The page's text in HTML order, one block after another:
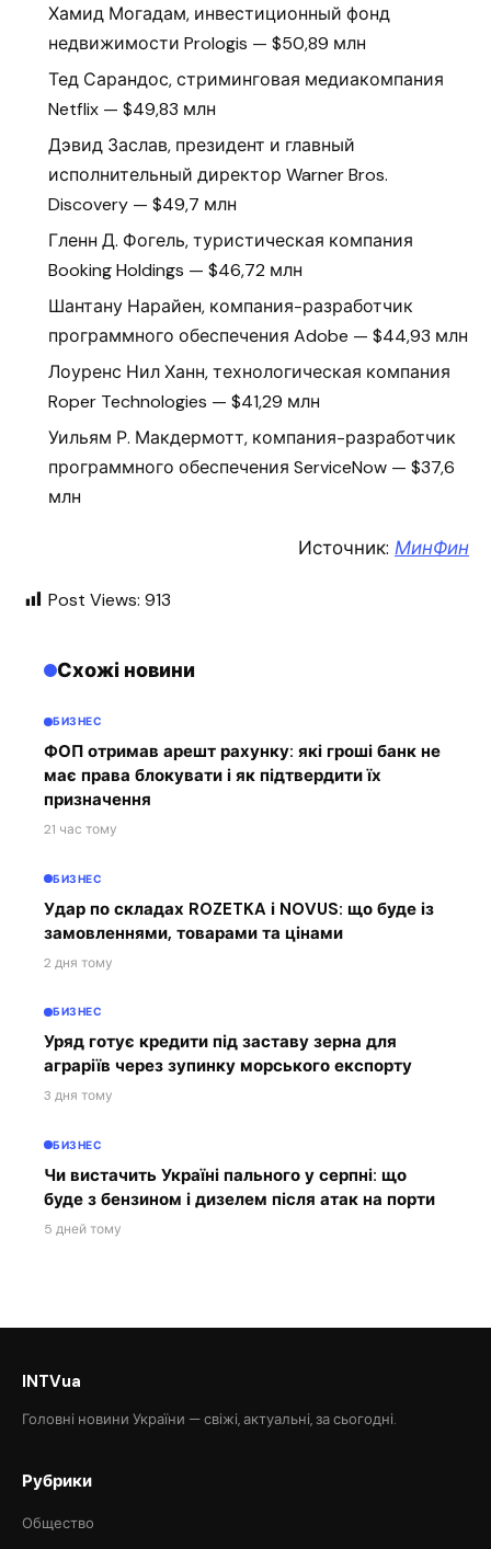
Хамид Могадам, инвестиционный фонд
недвижимости Prologis — $50,89 млн
Тед Сарандос, стриминговая медиакомпания
Netflix — $49,83 млн
Дэвид Заслав, президент и главный
исполнительный директор Warner Bros.
Discovery — $49,7 млн
Гленн Д. Фогель, туристическая компания
Booking Holdings — $46,72 млн
Шантану Нарайен, компания-разработчик
программного обеспечения Adobe — $44,93 млн
Лоуренс Нил Ханн, технологическая компания
Roper Technologies — $41,29 млн
Уильям Р. Макдермотт, компания-разработчик
программного обеспечения ServiceNow — $37,6
млн
Источник: МинФин
Post Views: 913
Схожі новини
БИЗНЕС
ФОП отримав арешт рахунку: які гроші банк не
має права блокувати і як підтвердити їх
призначення
21 час тому
БИЗНЕС
Удар по складах ROZETKA і NOVUS: що буде із
замовленнями, товарами та цінами
2 дня тому
БИЗНЕС
Уряд готує кредити під заставу зерна для
аграріїв через зупинку морського експорту
3 дня тому
БИЗНЕС
Чи вистачить Україні пального у серпні: що
буде з бензином і дизелем після атак на порти
5 дней тому
INTVua
Головні новини України — свіжі, актуальні, за сьогодні.
Рубрики
Общество